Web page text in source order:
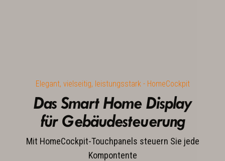
Elegant, vielseitig, leistungsstark - HomeCockpit
Das Smart Home Display
für Gebäudesteuerung
Mit HomeCockpit-Touchpanels steuern Sie jede
Kompontente